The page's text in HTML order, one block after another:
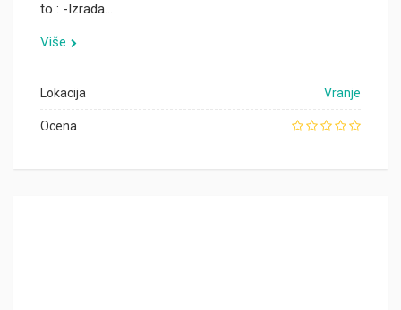
to : -Izrada…
Više
Lokacija Vranje
Ocena